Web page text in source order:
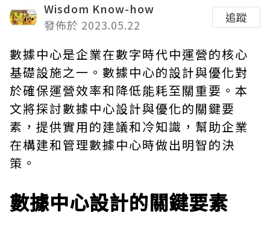
Wisdom Know-how
發佈於 2023.05.22
追蹤
數據中心是企業在數字時代中運營的核心
基礎設施之一。數據中心的設計與優化對
於確保運營效率和降低能耗至關重要。本
文將探討數據中心設計與優化的關鍵要
素，提供實用的建議和冷知識，幫助企業
在構建和管理數據中心時做出明智的決
策。
數據中心設計的關鍵要素